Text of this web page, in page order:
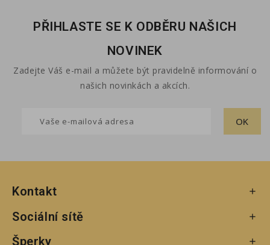
PŘIHLASTE SE K ODBĚRU NAŠICH
NOVINEK
Zadejte Váš e-mail a můžete být pravidelně informování o
našich novinkách a akcích.
Kontakt 
Sociální sítě 
Šperky 